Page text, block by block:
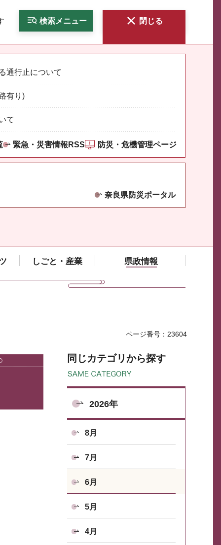
検索メニュー 閉じる
通行止について
有り)
て
緊急・災害情報RSS 防災・危機管理ページ
奈良県防災ポータル
しごと・産業 県政情報
ページ番号：23604
同じカテゴリから探す
2026年
8月
7月
6月
5月
4月